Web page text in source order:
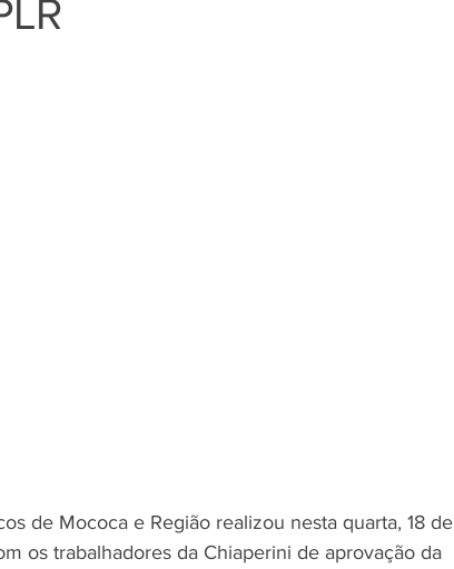
de Mococa e Região realizou nesta quarta, 18 de
os trabalhadores da Chiaperini de aprovação da